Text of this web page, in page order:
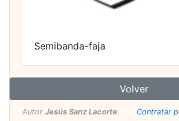
Semibanda-faja
Volver
Autor Jesús Sanz Lacorte. Contratar